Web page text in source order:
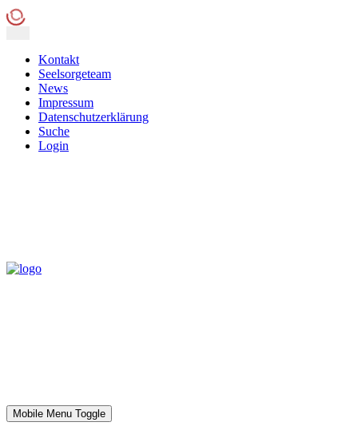
Kontakt
Seelsorgeteam
News
Impressum
Datenschutzerklärung
Suche
Login
Mobile Menu Toggle